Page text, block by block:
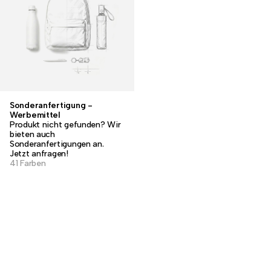
Sonderanfertigung -
Werbemittel
Produkt nicht gefunden? Wir
bieten auch
Sonderanfertigungen an.
Jetzt anfragen!
41 Farben